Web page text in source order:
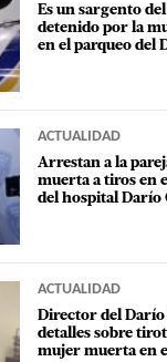
Es un sargento
detenido por la
en el parqueo del
ACTUALIDAD
Arrestan a la
muerta a tiros en
del hospital Darío
ACTUALIDAD
Director del
detalles sobre
mujer muerta en